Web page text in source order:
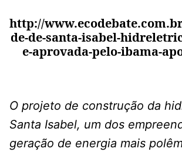
http://
de-de-santa-isabel-
e-aprovada-pelo-ibama-
O projeto de construção da
Santa Isabel, um dos
geração de energia mais